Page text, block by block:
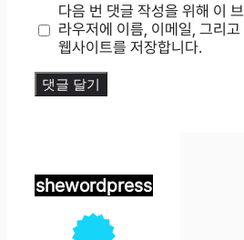
트
다음 번 댓글 작성을 위해 이 브
라우저에 이름, 이메일, 그리고
웹사이트를 저장합니다.
shewordpress